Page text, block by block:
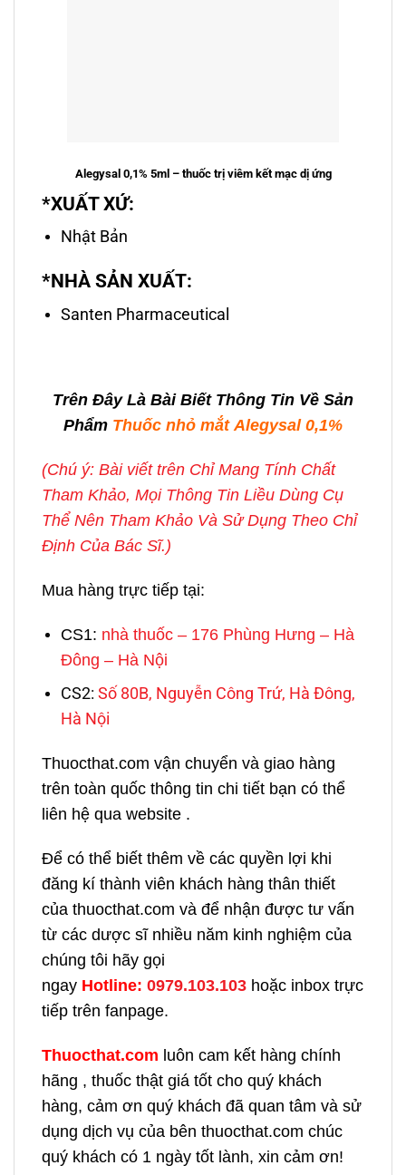
Alegysal 0,1% 5ml – thuốc trị viêm kết mạc dị ứng
*XUẤT XỨ:
Nhật Bản
*NHÀ SẢN XUẤT:
Santen Pharmaceutical
Trên Đây Là Bài Biết Thông Tin Về Sản
Phẩm Thuốc nhỏ mắt Alegysal 0,1%
(Chú ý: Bài viết trên Chỉ Mang Tính Chất
Tham Khảo, Mọi Thông Tin Liều Dùng Cụ
Thể Nên Tham Khảo Và Sử Dụng Theo Chỉ
Định Của Bác Sĩ.)
Mua hàng trực tiếp tại:
CS1: nhà thuốc – 176 Phùng Hưng – Hà
Đông – Hà Nội
CS2: Số 80B, Nguyễn Công Trứ, Hà Đông,
Hà Nội
Thuocthat.com vận chuyển và giao hàng
trên toàn quốc thông tin chi tiết bạn có thể
liên hệ qua website .
Để có thể biết thêm về các quyền lợi khi
đăng kí thành viên khách hàng thân thiết
của thuocthat.com và để nhận được tư vấn
từ các dược sĩ nhiều năm kinh nghiệm của
chúng tôi hãy gọi
ngay Hotline: 0979.103.103 hoặc inbox trực
tiếp trên fanpage.
Thuocthat.com luôn cam kết hàng chính
hãng , thuốc thật giá tốt cho quý khách
hàng, cảm ơn quý khách đã quan tâm và sử
dụng dịch vụ của bên thuocthat.com chúc
quý khách có 1 ngày tốt lành, xin cảm ơn!